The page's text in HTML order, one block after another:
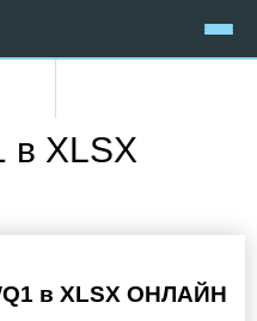
в XLSX
в XLSX ОНЛАЙН